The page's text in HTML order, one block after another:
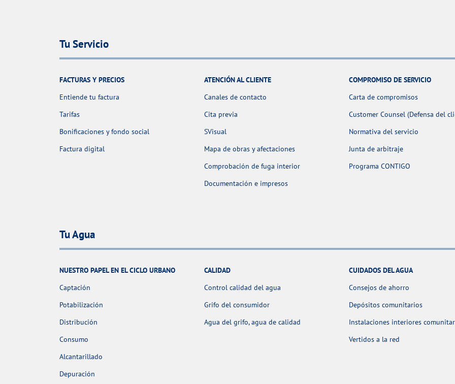
Tu Servicio
FACTURAS Y PRECIOS
Entiende tu factura
Tarifas
Bonificaciones y fondo social
Factura digital
ATENCIÓN AL CLIENTE
Canales de contacto
Cita previa
SVisual
Mapa de obras y afectaciones
Comprobación de fuga interior
Documentación e impresos
COMPROMISO DE SERVICIO
Carta de compromisos
Customer Counsel (Defensa del
Normativa del servicio
Junta de arbitraje
Programa CONTIGO
Tu Agua
NUESTRO PAPEL EN EL CICLO URBANO
Captación
Potabilización
Distribución
Consumo
Alcantarillado
Depuración
CALIDAD
Control calidad del agua
Grifo del consumidor
Agua del grifo, agua de calidad
CUIDADOS DEL AGUA
Consejos de ahorro
Depósitos comunitarios
Instalaciones interiores
Vertidos a la red